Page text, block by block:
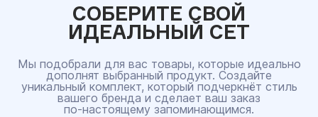
СОБЕРИТЕ СВОЙ
ИДЕАЛЬНЫЙ СЕТ
Мы подобрали для вас товары, которые идеально
дополнят выбранный продукт. Создайте
уникальный комплект, который подчеркнёт стиль
вашего бренда и сделает ваш заказ
по‑настоящему запоминающимся.